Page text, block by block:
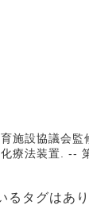
施設協議会
療法装置. --
るタグはあ